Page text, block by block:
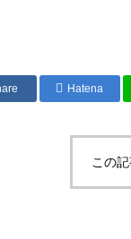
Hatena
この